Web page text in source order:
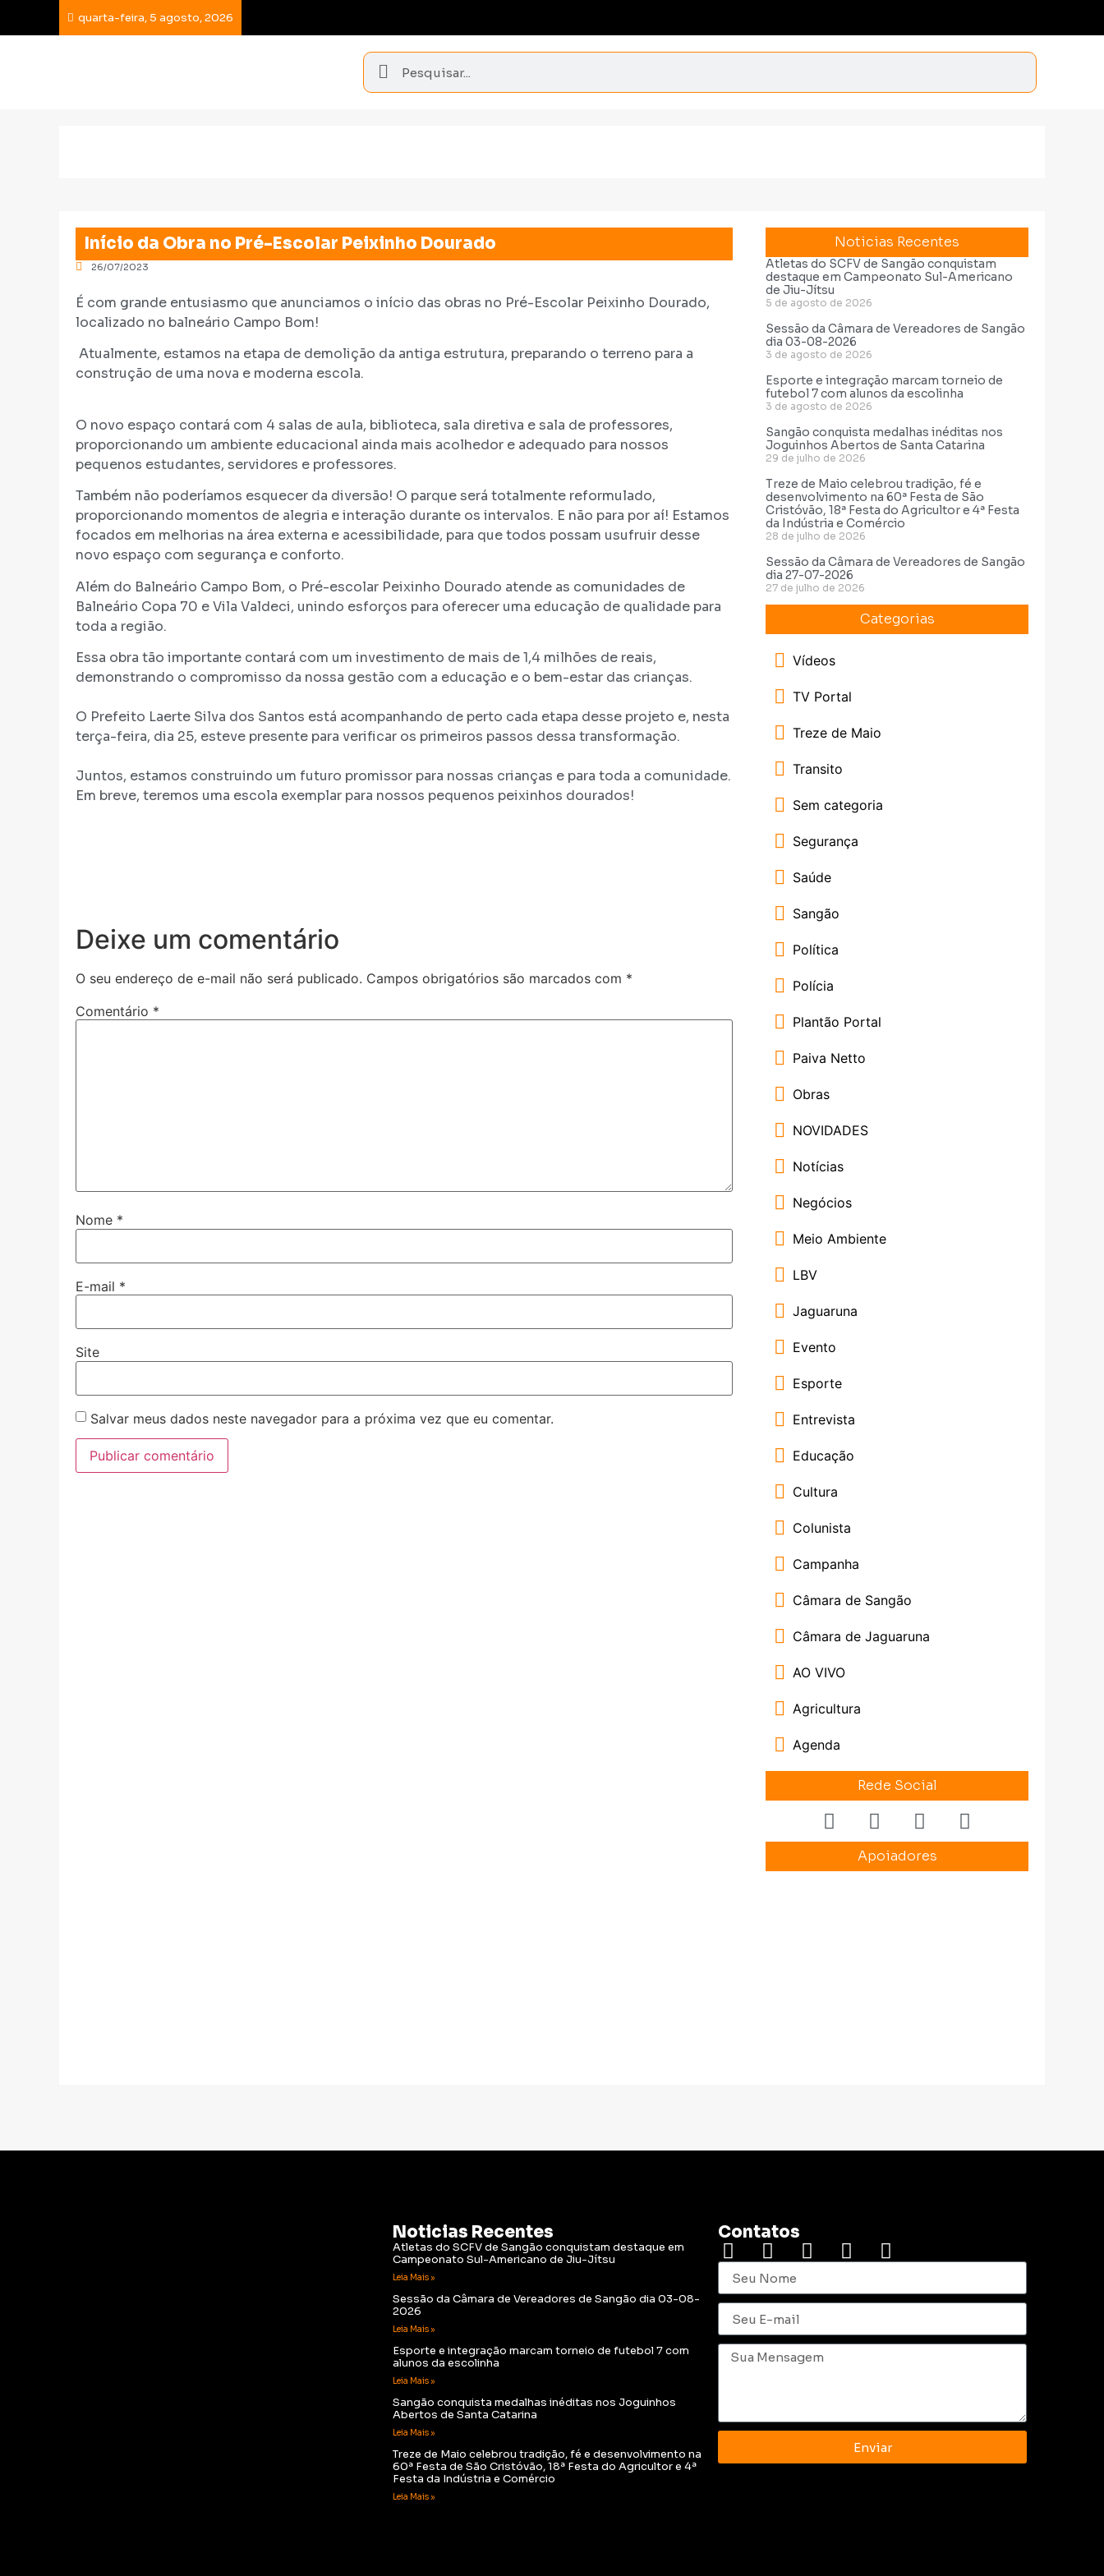
quarta-feira, 5 agosto, 2026
Início da Obra no Pré-Escolar Peixinho Dourado
26/07/2023
É com grande entusiasmo que anunciamos o início das obras no Pré-Escolar Peixinho Dourado,
localizado no balneário Campo Bom!
Atualmente, estamos na etapa de demolição da antiga estrutura, preparando o terreno para a
construção de uma nova e moderna escola.
O novo espaço contará com 4 salas de aula, biblioteca, sala diretiva e sala de professores,
proporcionando um ambiente educacional ainda mais acolhedor e adequado para nossos
pequenos estudantes, servidores e professores.
Também não poderíamos esquecer da diversão! O parque será totalmente reformulado,
proporcionando momentos de alegria e interação durante os intervalos. E não para por aí! Estamos
focados em melhorias na área externa e acessibilidade, para que todos possam usufruir desse
novo espaço com segurança e conforto.
Além do Balneário Campo Bom, o Pré-escolar Peixinho Dourado atende as comunidades de
Balneário Copa 70 e Vila Valdeci, unindo esforços para oferecer uma educação de qualidade para
toda a região.
Essa obra tão importante contará com um investimento de mais de 1,4 milhões de reais,
demonstrando o compromisso da nossa gestão com a educação e o bem-estar das crianças.
O Prefeito Laerte Silva dos Santos está acompanhando de perto cada etapa desse projeto e, nesta
terça-feira, dia 25, esteve presente para verificar os primeiros passos dessa transformação.
Juntos, estamos construindo um futuro promissor para nossas crianças e para toda a comunidade.
Em breve, teremos uma escola exemplar para nossos pequenos peixinhos dourados!
Deixe um comentário
O seu endereço de e-mail não será publicado. Campos obrigatórios são marcados com *
Comentário *
Nome *
E-mail *
Site
Salvar meus dados neste navegador para a próxima vez que eu comentar.
Noticias Recentes
Atletas do SCFV de Sangão conquistam
destaque em Campeonato Sul-Americano
de Jiu-Jítsu
5 de agosto de 2026
Sessão da Câmara de Vereadores de Sangão
dia 03-08-2026
3 de agosto de 2026
Esporte e integração marcam torneio de
futebol 7 com alunos da escolinha
3 de agosto de 2026
Sangão conquista medalhas inéditas nos
Joguinhos Abertos de Santa Catarina
29 de julho de 2026
Treze de Maio celebrou tradição, fé e
desenvolvimento na 60ª Festa de São
Cristóvão, 18ª Festa do Agricultor e 4ª Festa
da Indústria e Comércio
28 de julho de 2026
Sessão da Câmara de Vereadores de Sangão
dia 27-07-2026
27 de julho de 2026
Categorias
Vídeos
TV Portal
Treze de Maio
Transito
Sem categoria
Segurança
Saúde
Sangão
Política
Polícia
Plantão Portal
Paiva Netto
Obras
NOVIDADES
Notícias
Negócios
Meio Ambiente
LBV
Jaguaruna
Evento
Esporte
Entrevista
Educação
Cultura
Colunista
Campanha
Câmara de Sangão
Câmara de Jaguaruna
AO VIVO
Agricultura
Agenda
Rede Social
Apoiadores
Noticias Recentes
Atletas do SCFV de Sangão conquistam destaque em
Campeonato Sul-Americano de Jiu-Jítsu
Leia Mais »
Sessão da Câmara de Vereadores de Sangão dia 03-08-
2026
Leia Mais »
Esporte e integração marcam torneio de futebol 7 com
alunos da escolinha
Leia Mais »
Sangão conquista medalhas inéditas nos Joguinhos
Abertos de Santa Catarina
Leia Mais »
Treze de Maio celebrou tradição, fé e desenvolvimento na
60ª Festa de São Cristóvão, 18ª Festa do Agricultor e 4ª
Festa da Indústria e Comércio
Leia Mais »
Contatos
Enviar